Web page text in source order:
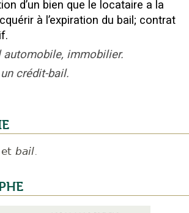
d’un bien que le locataire a la
à l’expiration du bail; contrat
automobile, immobilier.
crédit-bail.
et bail.